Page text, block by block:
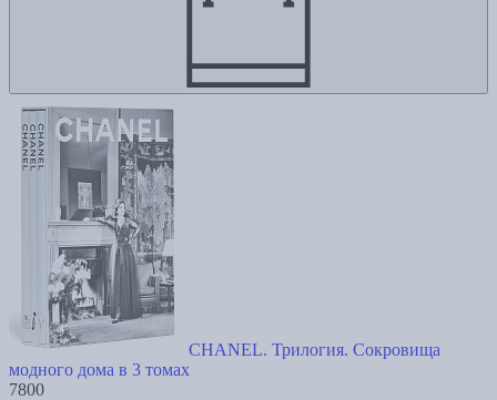
CHANEL. Трилогия. Сокровища
модного дома в 3 томах
7800